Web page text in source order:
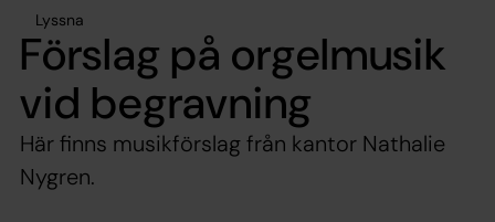
Lyssna
Förslag på orgelmusik
vid begravning
Här finns musikförslag från kantor Nathalie
Nygren.